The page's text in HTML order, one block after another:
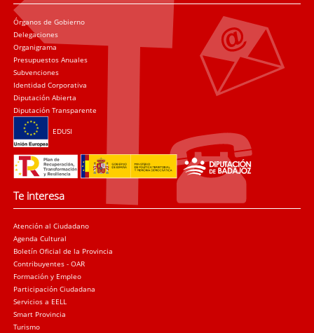
Órganos de Gobierno
Delegaciones
Organigrama
Presupuestos Anuales
Subvenciones
Identidad Corporativa
Diputación Abierta
Diputación Transparente
EDUSI
Te interesa
Atención al Ciudadano
Agenda Cultural
Boletín Oficial de la Provincia
Contribuyentes - OAR
Formación y Empleo
Participación Ciudadana
Servicios a EELL
Smart Provincia
Turismo